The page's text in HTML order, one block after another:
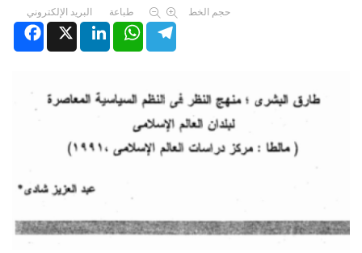
حجم الخط
طباعة
البريد الإلكتروني
XLinkedInWhatsAppTelegram